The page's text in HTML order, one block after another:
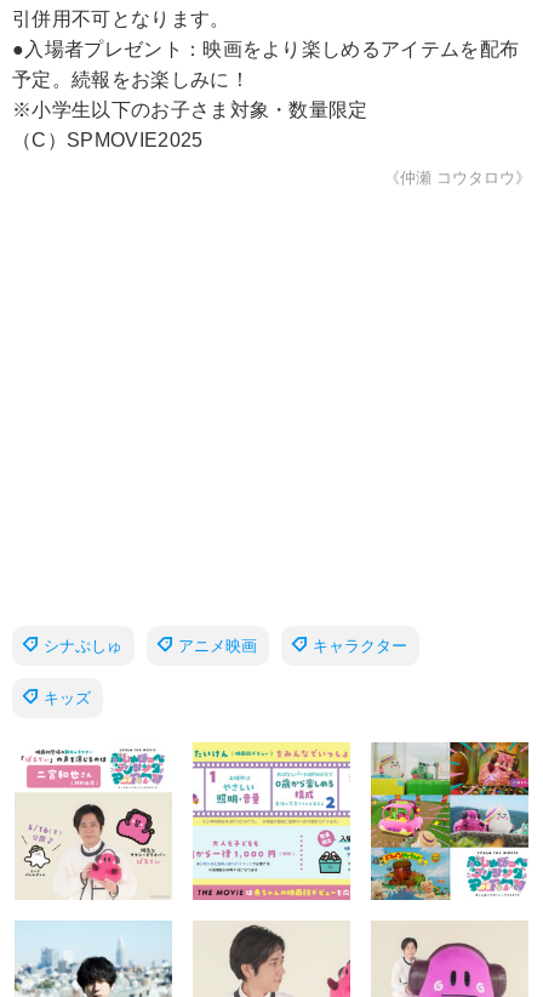
引併用不可となります。
●入場者プレゼント：映画をより楽しめるアイテムを配布
予定。続報をお楽しみに！
※小学生以下のお子さま対象・数量限定
（C）SPMOVIE2025
《仲瀬 コウタロウ》
シナぷしゅ アニメ映画 キャラクター
キッズ